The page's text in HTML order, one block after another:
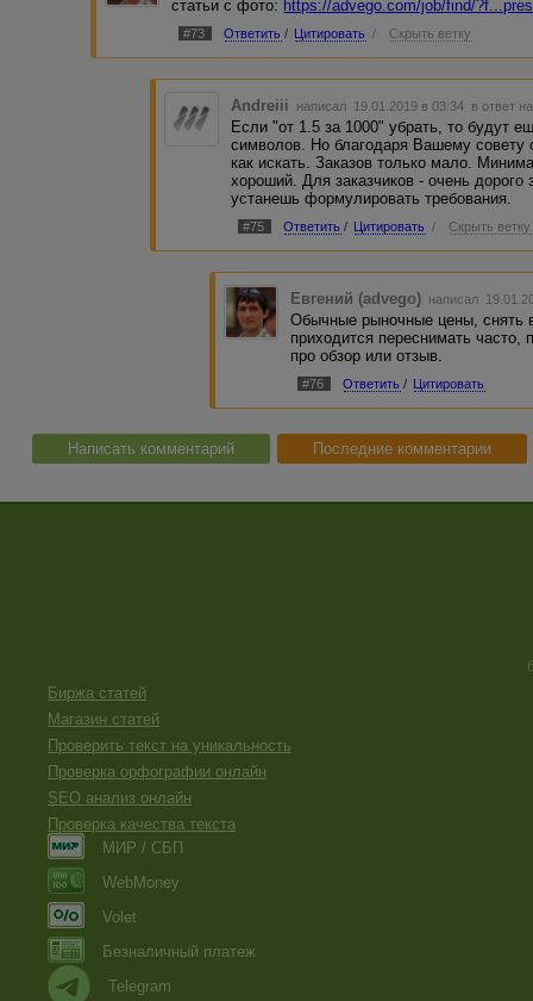
статьи с фото: https://advego.com/job/find/
#73 Ответить / Цитировать / Скрыть ветку
Andreiii написал 19.01.2019 в 03:34 в ответ
Если "от 1.5 за 1000" убрать, то будут
символов. Но благодаря Вашему совету
как искать. Заказов только мало.
хороший. Для заказчиков - очень
устанешь формулировать требования.
#75 Ответить / Цитировать / Скрыть ветку
Евгений (advego) написал
Обычные рыночные цены, снять
приходится переснимать
про обзор или отзыв.
#76 Ответить / Цитировать
Написать комментарий Последние комментарии
Биржа статей
Магазин статей
Проверить текст на уникальность
Проверка орфографии онлайн
SEO анализ онлайн
Проверка качества текста
МИР / СБП
WebMoney
Volet
Безналичный платеж
Telegram